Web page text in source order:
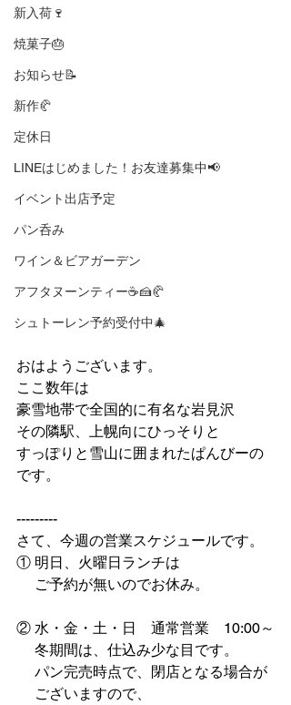
新入荷🍷
焼菓子🎂
お知らせ📝
新作🥐
定休日
LINEはじめました！お友達募集中📢
イベント出店予定
パン呑み
ワイン＆ビアガーデン
アフタヌーンティー☕🍰🥐
シュトーレン予約受付中🎄
おはようございます。
ここ数年は
豪雪地帯で全国的に有名な岩見沢
その隣駅、上幌向にひっそりと
すっぽりと雪山に囲まれたぱんびーの
です。
---------
さて、今週の営業スケジュールです。
① 明日、火曜日ランチは
ご予約が無いのでお休み。
② 水・金・土・日　通常営業　10:00～
冬期間は、仕込み少な目です。
パン完売時点で、閉店となる場合が
ございますので、